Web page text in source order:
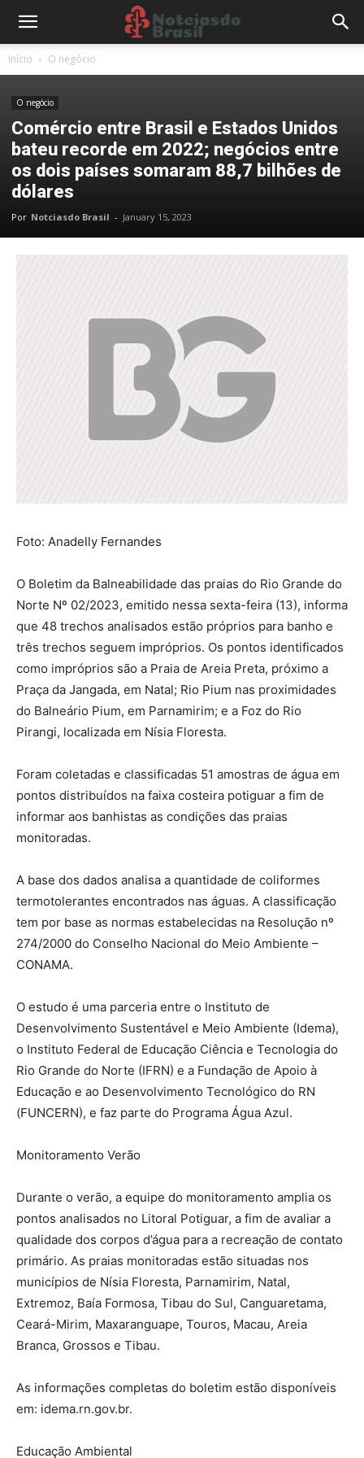
Início O negócio
O negócio
Comércio entre Brasil e Estados Unidos
bateu recorde em 2022; negócios entre
os dois países somaram 88,7 bilhões de
dólares
Por Notciasdo Brasil - January 15, 2023
Foto: Anadelly Fernandes
O Boletim da Balneabilidade das praias do Rio Grande do
Norte Nº 02/2023, emitido nessa sexta-feira (13), informa
que 48 trechos analisados estão próprios para banho e
três trechos seguem impróprios. Os pontos identificados
como impróprios são a Praia de Areia Preta, próximo a
Praça da Jangada, em Natal; Rio Pium nas proximidades
do Balneário Pium, em Parnamirim; e a Foz do Rio
Pirangi, localizada em Nísia Floresta.
Foram coletadas e classificadas 51 amostras de água em
pontos distribuídos na faixa costeira potiguar a fim de
informar aos banhistas as condições das praias
monitoradas.
A base dos dados analisa a quantidade de coliformes
termotolerantes encontrados nas águas. A classificação
tem por base as normas estabelecidas na Resolução nº
274/2000 do Conselho Nacional do Meio Ambiente –
CONAMA.
O estudo é uma parceria entre o Instituto de
Desenvolvimento Sustentável e Meio Ambiente (Idema),
o Instituto Federal de Educação Ciência e Tecnologia do
Rio Grande do Norte (IFRN) e a Fundação de Apoio à
Educação e ao Desenvolvimento Tecnológico do RN
(FUNCERN), e faz parte do Programa Água Azul.
Monitoramento Verão
Durante o verão, a equipe do monitoramento amplia os
pontos analisados no Litoral Potiguar, a fim de avaliar a
qualidade dos corpos d’água para a recreação de contato
primário. As praias monitoradas estão situadas nos
municípios de Nísia Floresta, Parnamirim, Natal,
Extremoz, Baía Formosa, Tibau do Sul, Canguaretama,
Ceará-Mirim, Maxaranguape, Touros, Macau, Areia
Branca, Grossos e Tibau.
As informações completas do boletim estão disponíveis
em: idema.rn.gov.br.
Educação Ambiental